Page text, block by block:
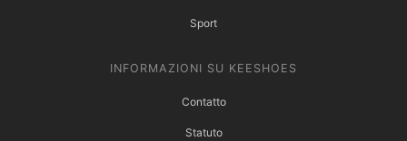
Sport
INFORMAZIONI SU KEESHOES
Contatto
Statuto